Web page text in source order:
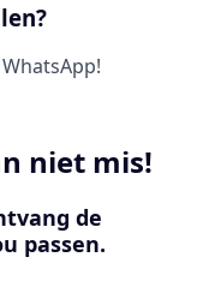
niet mis!
de
passen.